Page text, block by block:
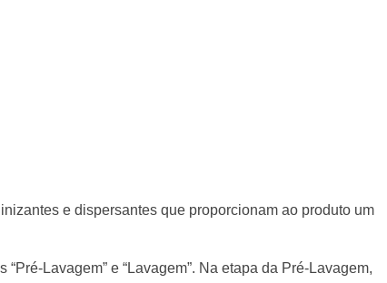
e dispersantes que proporcionam ao produto um
Lavagem” e “Lavagem”. Na etapa da Pré-Lavagem,